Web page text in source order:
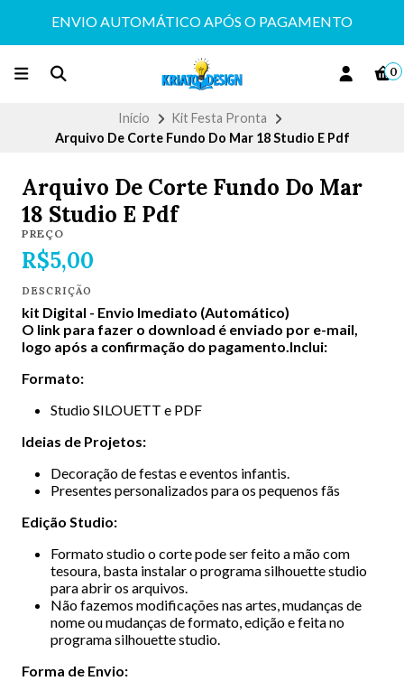
ENVIO AUTOMÁTICO APÓS O PAGAMENTO
0
Início
Kit Festa Pronta
Arquivo De Corte Fundo Do Mar 18 Studio E Pdf
Arquivo De Corte Fundo Do Mar
18 Studio E Pdf
PREÇO
R$5,00
DESCRIÇÃO
kit Digital - Envio Imediato (Automático)
O link para fazer o download é enviado por e-mail,
logo após a confirmação do pagamento.Inclui:
Formato:
Studio SILOUETT e PDF
Ideias de Projetos:
Decoração de festas e eventos infantis.
Presentes personalizados para os pequenos fãs
Edição Studio:
Formato studio o corte pode ser feito a mão com
tesoura, basta instalar o programa silhouette studio
para abrir os arquivos.
Não fazemos modificações nas artes, mudanças de
nome ou mudanças de formato, edição e feita no
programa silhouette studio.
Forma de Envio: